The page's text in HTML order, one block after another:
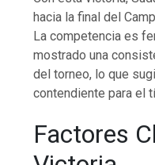
hacia la final del
La competencia es
mostrado una
del torneo, lo que
contendiente para el
Factores